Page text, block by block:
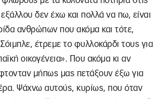
δεν έχω και πολλά να πω, είναι
ανθρώπων που ακόμα και τότε,
έτρεμε το φυλλοκάρδι τους για
οικογένεια». Που ακόμα κι αν
μήπως μας πετάξουν έξω για
Ψάχνω αυτούς, κυρίως, που όταν